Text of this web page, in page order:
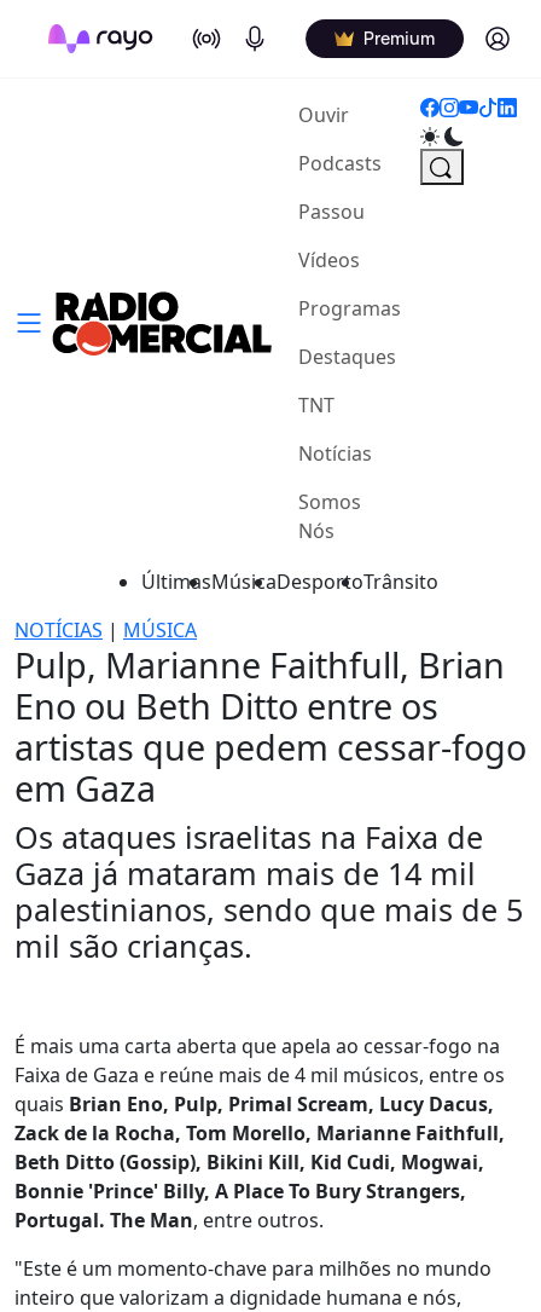
On Air Podcasts Premium Log in
Ouvir(current)
Podcasts
Passou
Vídeos
Programas
Destaques
TNT
Notícias
Somos
Nós
ÚltimasMúsicaDesportoTrânsito
NOTÍCIAS | MÚSICA
Pulp, Marianne Faithfull, Brian
Eno ou Beth Ditto entre os
artistas que pedem cessar-fogo
em Gaza
Os ataques israelitas na Faixa de
Gaza já mataram mais de 14 mil
palestinianos, sendo que mais de 5
mil são crianças.
É mais uma carta aberta que apela ao cessar-fogo na
Faixa de Gaza e reúne mais de 4 mil músicos, entre os
quais Brian Eno, Pulp, Primal Scream, Lucy Dacus,
Zack de la Rocha, Tom Morello, Marianne Faithfull,
Beth Ditto (Gossip), Bikini Kill, Kid Cudi, Mogwai,
Bonnie 'Prince' Billy, A Place To Bury Strangers,
Portugal. The Man, entre outros.
"Este é um momento-chave para milhões no mundo
inteiro que valorizam a dignidade humana e nós,